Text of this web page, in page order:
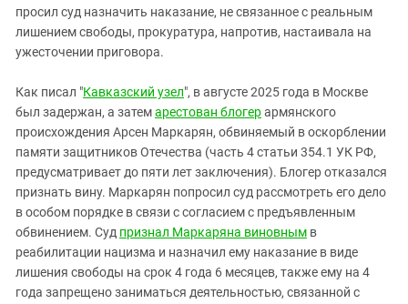
СКФО
Ставропольский край
Южная Осетия
Южный Кавказ
ЮФО
просил суд назначить наказание, не связанное с реальным
лишением свободы, прокуратура, напротив, настаивала на
ужесточении приговора.
Как писал "Кавказский узел", в августе 2025 года в Москве
был задержан, а затемарестован блогерармянского
происхождения Арсен Маркарян, обвиняемый в оскорблении
памяти защитников Отечества (часть 4 статьи 354.1 УК РФ,
предусматривает до пяти лет заключения). Блогер отказался
признать вину. Маркарян попросил суд рассмотреть его дело
в особом порядке в связи с согласием с предъявленным
обвинением. Суд признал Маркаряна виновным в
реабилитации нацизма и назначил ему наказание в виде
лишения свободы на срок 4 года 6 месяцев, также ему на 4
года запрещено заниматься деятельностью, связанной с